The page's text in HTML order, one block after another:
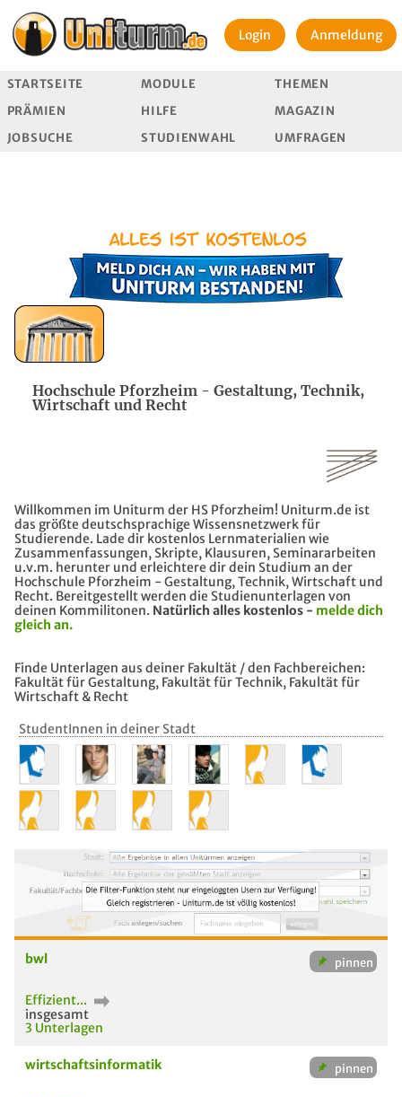
Login Anmeldung
STARTSEITE MODULE
THEMEN
PRÄMIEN
HILFE
MAGAZIN
JOBSUCHE
STUDIENWAHL UMFRAGEN
Hochschule Pforzheim - Gestaltung, Technik,
Wirtschaft und Recht
Willkommen im Uniturm der HS Pforzheim! Uniturm.de ist
das größte deutschsprachige Wissensnetzwerk für
Studierende. Lade dir kostenlos Lernmaterialien wie
Zusammenfassungen, Skripte, Klausuren, Seminararbeiten
u.v.m. herunter und erleichtere dir dein Studium an der
Hochschule Pforzheim - Gestaltung, Technik, Wirtschaft und
Recht. Bereitgestellt werden die Studienunterlagen von
deinen Kommilitonen. Natürlich alles kostenlos - melde dich
gleich an.
Finde Unterlagen aus deiner Fakultät / den Fachbereichen:
Fakultät für Gestaltung, Fakultät für Technik, Fakultät für
Wirtschaft & Recht
StudentInnen in deiner Stadt
bwl
Effizient...
insgesamt
3 Unterlagen
wirtschaftsinformatik